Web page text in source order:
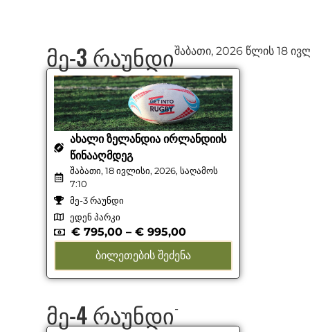
მე-3 რაუნდიშაბათი, 2026 წლის 18
ᲐᲮᲐᲚᲘ ᲖᲔᲚᲐᲜᲓᲘᲐ ᲘᲠᲚᲐᲜᲓᲘᲘᲡ
ᲬᲘᲜᲐᲐᲦᲛᲓᲔᲒ
შაბათი, 18 ივლისი, 2026, საღამოს
7:10
მე-3 რაუნდი
ედენ პარკი
€ 795,00 – € 995,00
ᲑᲘᲚᲔᲗᲔᲑᲘᲡ ᲨᲔᲫᲔᲜᲐ
მე-4 რაუნდი-